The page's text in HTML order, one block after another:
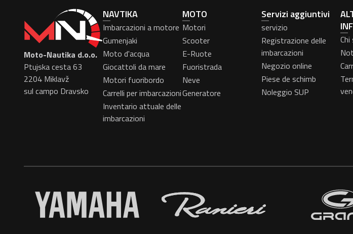
Moto-Nautika d.o.o.
Ptujska cesta 63
2204 Miklavž
sul campo Dravsko
NAVTIKA
Imbarcazioni a motore
Gumenjaki
Moto d'acqua
Giocattoli da mare
Motori fuoribordo
Carrelli per imbarcazioni
Inventario attuale delle
imbarcazioni
MOTO
Motori
Scooter
E-Ruote
Fuoristrada
Neve
Generatore
Servizi aggiuntivi
servizio
Registrazione delle
imbarcazioni
Negozio online
Piese de schimb
Noleggio SUP